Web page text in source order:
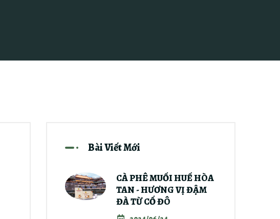
Bài Viết Mới
CÀ PHÊ MUỐI HUẾ HÒA
TAN - HƯƠNG VỊ ĐẬM
ĐÀ TỪ CỐ ĐÔ